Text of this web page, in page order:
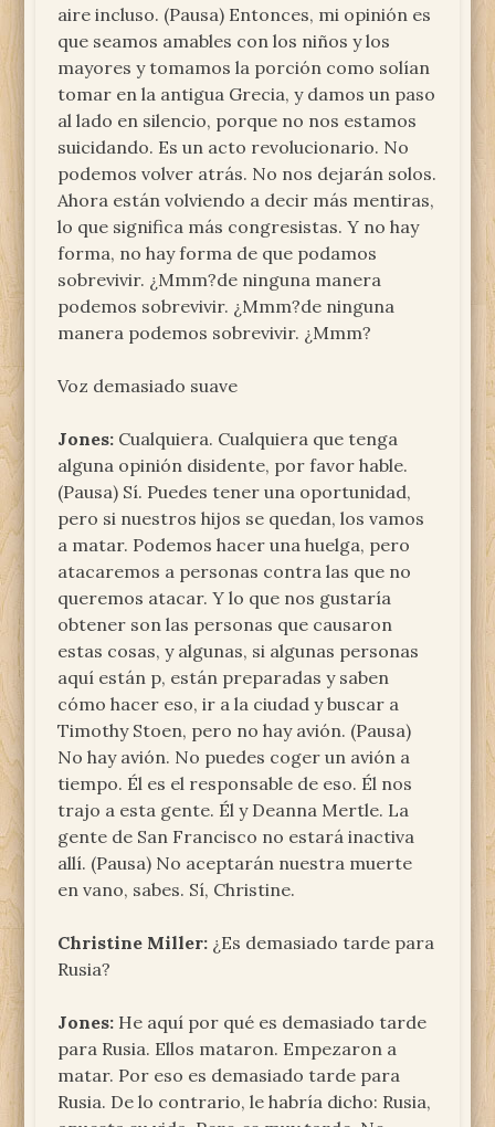
aire incluso. (Pausa) Entonces, mi opinión es
que seamos amables con los niños y los
mayores y tomamos la porción como solían
tomar en la antigua Grecia, y damos un paso
al lado en silencio, porque no nos estamos
suicidando. Es un acto revolucionario. No
podemos volver atrás. No nos dejarán solos.
Ahora están volviendo a decir más mentiras,
lo que significa más congresistas. Y no hay
forma, no hay forma de que podamos
sobrevivir. ¿Mmm?de ninguna manera
podemos sobrevivir. ¿Mmm?de ninguna
manera podemos sobrevivir. ¿Mmm?
Voz demasiado suave
Jones: Cualquiera. Cualquiera que tenga
alguna opinión disidente, por favor hable.
(Pausa) Sí. Puedes tener una oportunidad,
pero si nuestros hijos se quedan, los vamos
a matar. Podemos hacer una huelga, pero
atacaremos a personas contra las que no
queremos atacar. Y lo que nos gustaría
obtener son las personas que causaron
estas cosas, y algunas, si algunas personas
aquí están p, están preparadas y saben
cómo hacer eso, ir a la ciudad y buscar a
Timothy Stoen, pero no hay avión. (Pausa)
No hay avión. No puedes coger un avión a
tiempo. Él es el responsable de eso. Él nos
trajo a esta gente. Él y Deanna Mertle. La
gente de San Francisco no estará inactiva
allí. (Pausa) No aceptarán nuestra muerte
en vano, sabes. Sí, Christine.
Christine Miller: ¿Es demasiado tarde para
Rusia?
Jones: He aquí por qué es demasiado tarde
para Rusia. Ellos mataron. Empezaron a
matar. Por eso es demasiado tarde para
Rusia. De lo contrario, le habría dicho: Rusia,